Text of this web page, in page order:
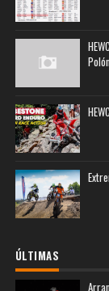
ÚLTIMAS